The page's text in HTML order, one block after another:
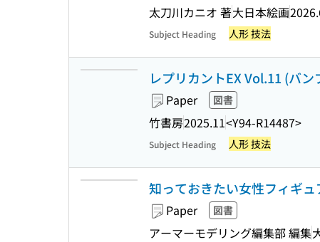
太刀川カニオ 著大日本絵画
Subject Heading 人形 技法
レプリカントEX Vol.11 (バン
Paper 図書
竹書房2025.11<Y94-R14487>
Subject Heading 人形 技法
知っておきたい女性フィギ
Paper 図書
アーマーモデリング編集部 編集